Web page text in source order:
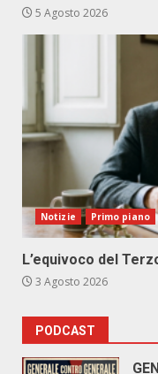
5 Agosto 2026
Notizie Primo piano
L’equivoco del
3 Agosto 2026
PODCAST